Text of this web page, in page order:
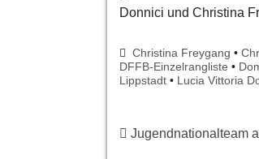
Donnici und Christina
Christina Freygang •
DFFB-Einzelrangliste •
Lippstadt • Lucia Vittoria
Jugendnationalteam